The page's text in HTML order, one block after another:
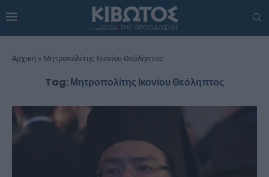
Αρχική » Μητροπολίτης Ικονίου Θεόληπτος
Tag:Μητροπολίτης Ικονίου Θεόληπτος